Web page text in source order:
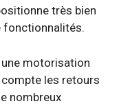
très bien
fonctionnalités.
une motorisation
les retours
nombreux